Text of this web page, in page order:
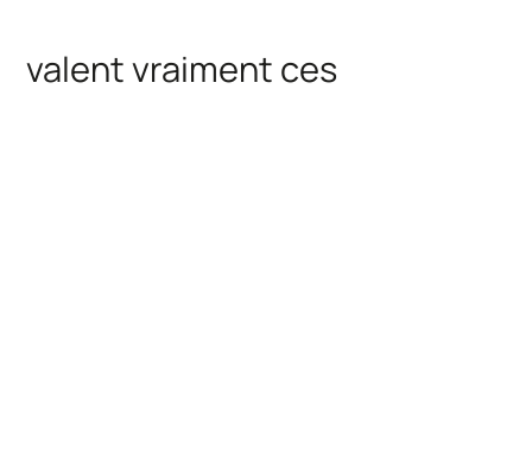
valent vraiment ces